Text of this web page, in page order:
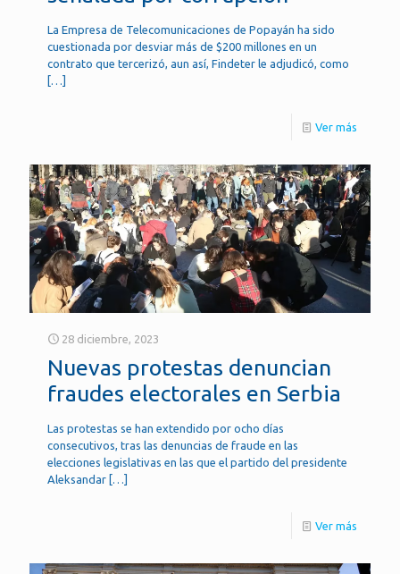
La Empresa de Telecomunicaciones de Popayán ha sido
cuestionada por desviar más de $200 millones en un
contrato que tercerizó, aun así, Findeter le adjudicó, como
[…]
Ver más
28 diciembre, 2023
Nuevas protestas denuncian
fraudes electorales en Serbia
Las protestas se han extendido por ocho días
consecutivos, tras las denuncias de fraude en las
elecciones legislativas en las que el partido del presidente
Aleksandar […]
Ver más